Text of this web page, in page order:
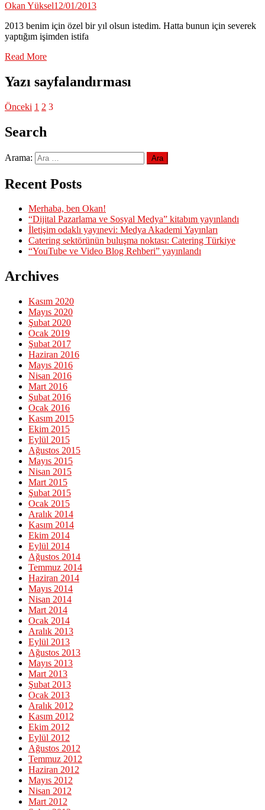
Okan Yüksel12/01/2013
2013 benim için özel bir yıl olsun istedim. Hatta bunun için severek
yaptığım işimden istifa
Read More
Yazı sayfalandırması
Önceki 1 2 3
Search
Arama:
Recent Posts
Merhaba, ben Okan!
“Dijital Pazarlama ve Sosyal Medya” kitabım yayınlandı
İletişim odaklı yayınevi: Medya Akademi Yayınları
Catering sektörünün buluşma noktası: Catering Türkiye
“YouTube ve Video Blog Rehberi” yayınlandı
Archives
Kasım 2020
Mayıs 2020
Şubat 2020
Ocak 2019
Şubat 2017
Haziran 2016
Mayıs 2016
Nisan 2016
Mart 2016
Şubat 2016
Ocak 2016
Kasım 2015
Ekim 2015
Eylül 2015
Ağustos 2015
Mayıs 2015
Nisan 2015
Mart 2015
Şubat 2015
Ocak 2015
Aralık 2014
Kasım 2014
Ekim 2014
Eylül 2014
Ağustos 2014
Temmuz 2014
Haziran 2014
Mayıs 2014
Nisan 2014
Mart 2014
Ocak 2014
Aralık 2013
Eylül 2013
Ağustos 2013
Mayıs 2013
Mart 2013
Şubat 2013
Ocak 2013
Aralık 2012
Kasım 2012
Ekim 2012
Eylül 2012
Ağustos 2012
Temmuz 2012
Haziran 2012
Mayıs 2012
Nisan 2012
Mart 2012